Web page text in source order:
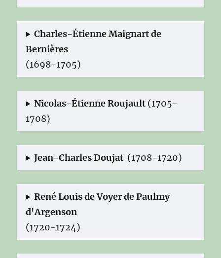
Charles-Étienne Maignart de
Bernières
(1698-1705)
Nicolas-Étienne Roujault (1705-
1708)
Jean-Charles Doujat (1708-1720)
René Louis de Voyer de Paulmy
d'Argenson
(1720-1724)